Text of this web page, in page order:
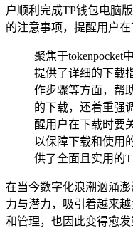
户顺利完成TP钱包电脑
的注意事项，提醒用户在
聚焦于tokenpocket
提供了详细的下载
作步骤等方面，帮
的下载，还着重强
醒用户在下载时要
以保障下载和使用
供了全面且实用的
在当今数字化浪潮汹涌
力与潜力，吸引着越来
和管理，也因此变得愈